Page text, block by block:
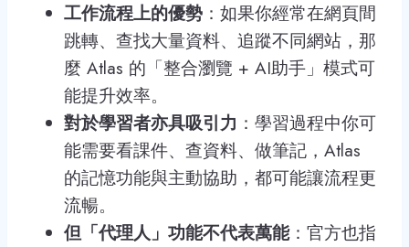
工作流程上的優勢 ：如果你經常在網頁間
跳轉、查找大量資料、追蹤不同網站，那
麼 Atlas 的「整合瀏覽 + AI助手」模式可
能提升效率。
對於學習者亦具吸引力 ：學習過程中你可
能需要看課件、查資料、做筆記，Atlas
的記憶功能與主動協助，都可能讓流程更
流暢。
但「代理人」功能不代表萬能：官方也指